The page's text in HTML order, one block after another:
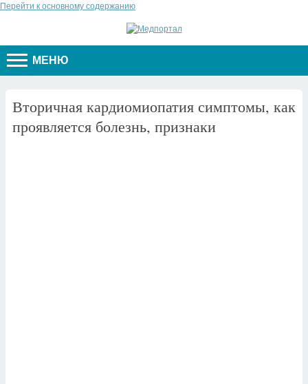
Перейти к основному содержанию
МЕНЮ
Вторичная кардиомиопатия симптомы, как
проявляется болезнь, признаки